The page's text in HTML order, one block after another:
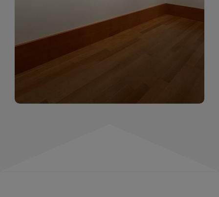
by każdy mógł powrócić do wyjątkowych
momentów. Zapraszamy do obejrzenia,
wspominania i inspirowania się!